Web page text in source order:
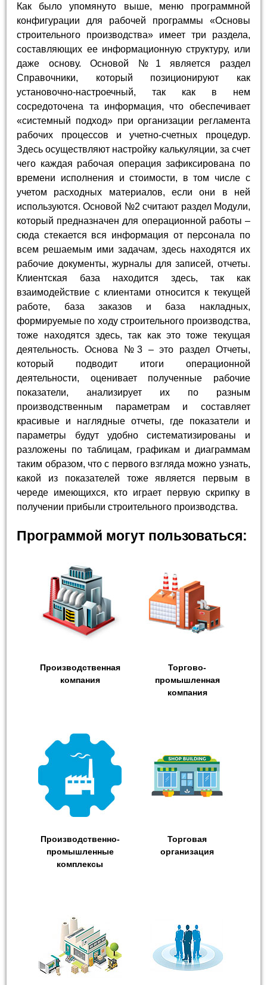
Как было упомянуто выше, меню программной
конфигурации для рабочей программы «Основы
строительного производства» имеет три раздела,
составляющих ее информационную структуру, или
даже основу. Основой №1 является раздел
Справочники, который позиционируют как
установочно-настроечный, так как в нем
сосредоточена та информация, что обеспечивает
«системный подход» при организации регламента
рабочих процессов и учетно-счетных процедур.
Здесь осуществляют настройку калькуляции, за счет
чего каждая рабочая операция зафиксирована по
времени исполнения и стоимости, в том числе с
учетом расходных материалов, если они в ней
используются. Основой №2 считают раздел Модули,
который предназначен для операционной работы –
сюда стекается вся информация от персонала по
всем решаемым ими задачам, здесь находятся их
рабочие документы, журналы для записей, отчеты.
Клиентская база находится здесь, так как
взаимодействие с клиентами относится к текущей
работе, база заказов и база накладных,
формируемые по ходу строительного производства,
тоже находятся здесь, так как это тоже текущая
деятельность. Основа №3 – это раздел Отчеты,
который подводит итоги операционной
деятельности, оценивает полученные рабочие
показатели, анализирует их по разным
производственным параметрам и составляет
красивые и наглядные отчеты, где показатели и
параметры будут удобно систематизированы и
разложены по таблицам, графикам и диаграммам
таким образом, что с первого взгляда можно узнать,
какой из показателей тоже является первым в
череде имеющихся, кто играет первую скрипку в
получении прибыли строительного производства.
Программой могут пользоваться:
Производственная
компания
Торгово-
промышленная
компания
Производственно-
промышленные
комплексы
Торговая
организация